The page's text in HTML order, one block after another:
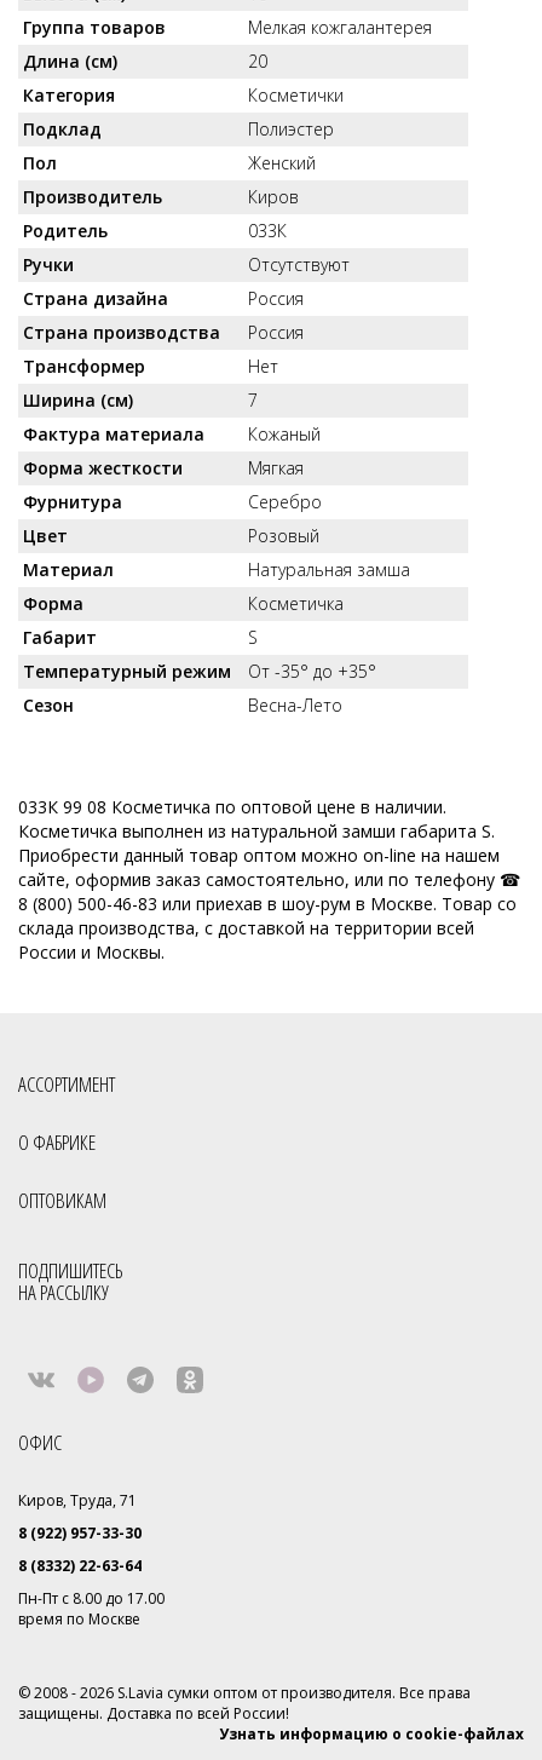
Группа товаров
Мелкая кожгалантерея
Длина (см)
20
Категория
Косметички
Подклад
Полиэстер
Пол
Женский
Производитель
Киров
Родитель
033К
Ручки
Отсутствуют
Страна дизайна
Россия
Страна производства
Россия
Трансформер
Нет
Ширина (см)
7
Фактура материала
Кожаный
Форма жесткости
Мягкая
Фурнитура
Серебро
Цвет
Розовый
Материал
Натуральная замша
Форма
Косметичка
Габарит
S
Температурный режим
От -35° до +35°
Сезон
Весна-Лето
033К 99 08 Косметичка по оптовой цене в наличии.
Косметичка выполнен из натуральной замши габарита S.
Приобрести данный товар оптом можно on-line на нашем
сайте, оформив заказ самостоятельно, или по телефону ☎
8 (800) 500-46-83 или приехав в шоу-рум в Москве. Товар со
склада производства, с доставкой на территории всей
России и Москвы.
АССОРТИМЕНТ
О ФАБРИКЕ
ОПТОВИКАМ
ПОДПИШИТЕСЬ
НА РАССЫЛКУ
ОФИС
Киров, Труда, 71
8 (922) 957-33-30
8 (8332) 22-63-64
Пн-Пт с 8.00 до 17.00
время по Москве
© 2008 - 2026 S.Lavia сумки оптом от производителя. Все права
защищены. Доставка по всей России!
Узнать информацию о cookie-файлах